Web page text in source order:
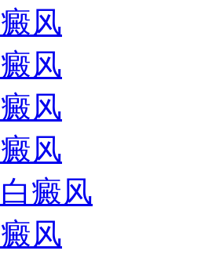
风
风
风
风
癜风
风